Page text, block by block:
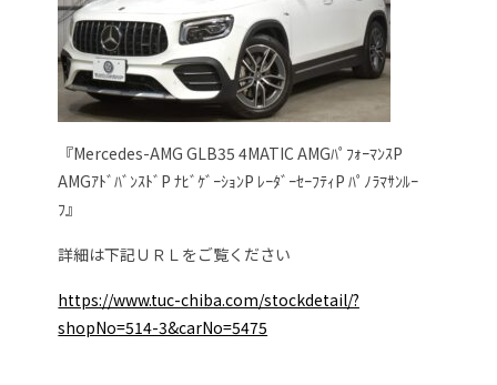
『Mercedes-AMG GLB35 4MATIC AMGﾊﾟﾌｫｰﾏﾝｽP
AMGｱﾄﾞﾊﾞﾝｽﾄﾞP ﾅﾋﾞｹﾞｰｼｮﾝP ﾚｰﾀﾞｰｾｰﾌﾃｨP ﾊﾟﾉﾗﾏｻﾝﾙｰ
ﾌ』
詳細は下記ＵＲＬをご覧ください
https://www.tuc-chiba.com/stockdetail/?
shopNo=514-3&carNo=5475